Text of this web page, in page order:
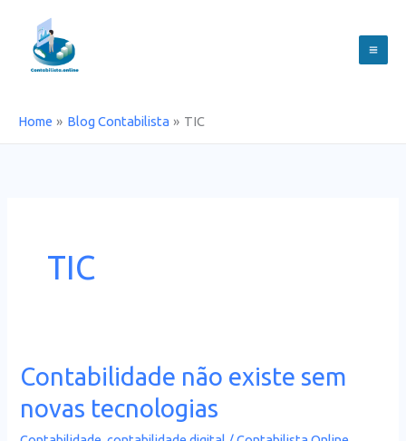
content
Home Blog Contabilista TIC
TIC
Contabilidade não existe sem
novas tecnologias
Contabilidade
existe